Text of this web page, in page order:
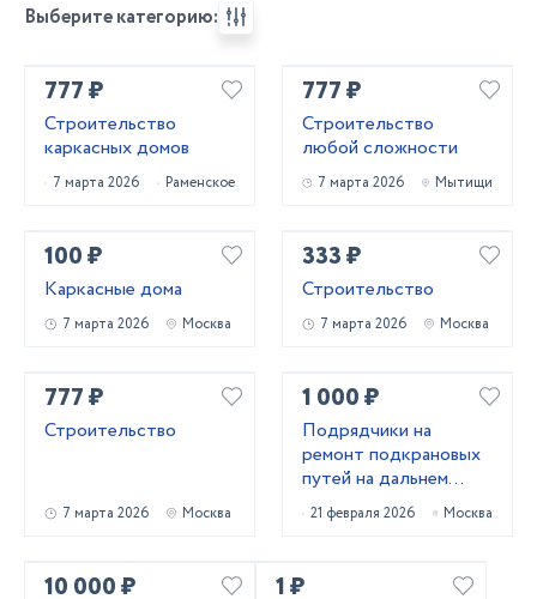
Выберите категорию:
777 ₽
Строительство
каркасных домов
7 марта 2026 Раменское
777 ₽
Строительство
любой сложности
7 марта 2026 Мытищи
100 ₽
Каркасные дома
7 марта 2026 Москва
333 ₽
Строительство
7 марта 2026 Москва
777 ₽
Строительство
7 марта 2026 Москва
1 000 ₽
Подрядчики на
ремонт подкрановых
путей на дальнем
востоке
21 февраля 2026 Москва
10 000 ₽ 1 ₽